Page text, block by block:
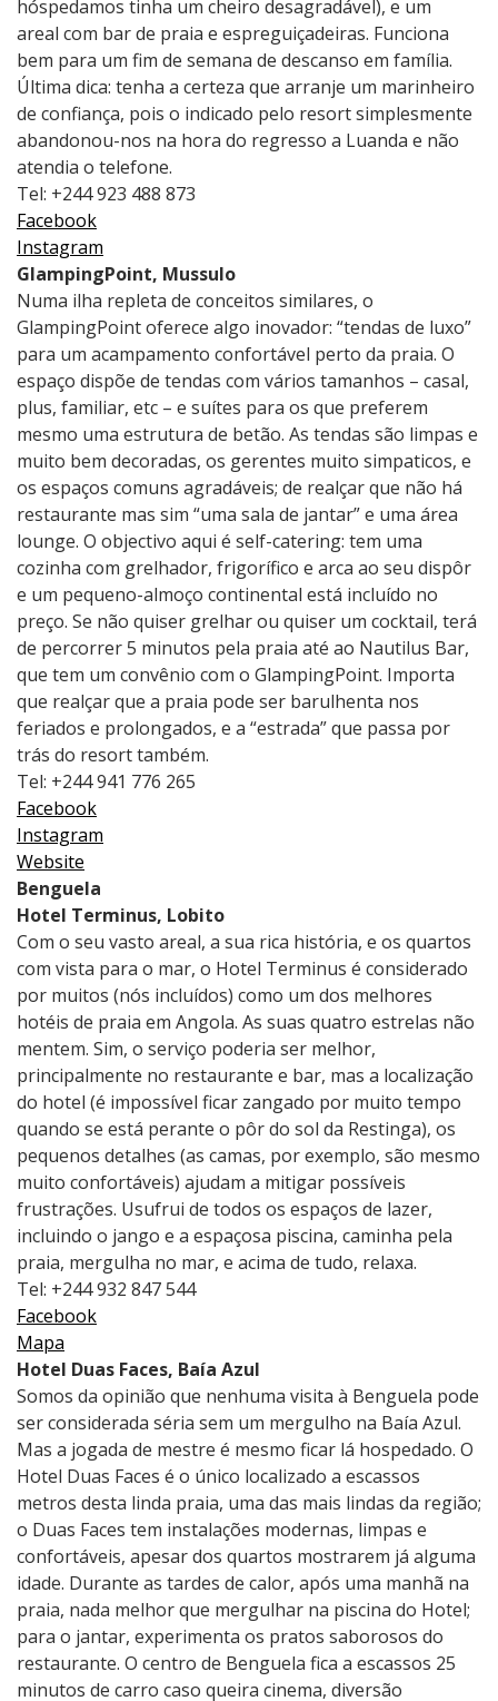
hóspedamos tinha um cheiro desagradável), e um
areal com bar de praia e espreguiçadeiras. Funciona
bem para um fim de semana de descanso em família.
Última dica: tenha a certeza que arranje um marinheiro
de confiança, pois o indicado pelo resort simplesmente
abandonou-nos na hora do regresso a Luanda e não
atendia o telefone.
Tel: +244 923 488 873
Facebook
Instagram
GlampingPoint, Mussulo
Numa ilha repleta de conceitos similares, o
GlampingPoint oferece algo inovador: “tendas de luxo”
para um acampamento confortável perto da praia. O
espaço dispõe de tendas com vários tamanhos – casal,
plus, familiar, etc – e suítes para os que preferem
mesmo uma estrutura de betão. As tendas são limpas e
muito bem decoradas, os gerentes muito simpaticos, e
os espaços comuns agradáveis; de realçar que não há
restaurante mas sim “uma sala de jantar” e uma área
lounge. O objectivo aqui é self-catering: tem uma
cozinha com grelhador, frigorífico e arca ao seu dispôr
e um pequeno-almoço continental está incluído no
preço. Se não quiser grelhar ou quiser um cocktail, terá
de percorrer 5 minutos pela praia até ao Nautilus Bar,
que tem um convênio com o GlampingPoint. Importa
que realçar que a praia pode ser barulhenta nos
feriados e prolongados, e a “estrada” que passa por
trás do resort também.
Tel: +244 941 776 265
Facebook
Instagram
Website
Benguela
Hotel Terminus, Lobito
Com o seu vasto areal, a sua rica história, e os quartos
com vista para o mar, o Hotel Terminus é considerado
por muitos (nós incluídos) como um dos melhores
hotéis de praia em Angola. As suas quatro estrelas não
mentem. Sim, o serviço poderia ser melhor,
principalmente no restaurante e bar, mas a localização
do hotel (é impossível ficar zangado por muito tempo
quando se está perante o pôr do sol da Restinga), os
pequenos detalhes (as camas, por exemplo, são mesmo
muito confortáveis) ajudam a mitigar possíveis
frustrações. Usufrui de todos os espaços de lazer,
incluindo o jango e a espaçosa piscina, caminha pela
praia, mergulha no mar, e acima de tudo, relaxa.
Tel: +244 932 847 544
Facebook
Mapa
Hotel Duas Faces, Baía Azul
Somos da opinião que nenhuma visita à Benguela pode
ser considerada séria sem um mergulho na Baía Azul.
Mas a jogada de mestre é mesmo ficar lá hospedado. O
Hotel Duas Faces é o único localizado a escassos
metros desta linda praia, uma das mais lindas da região;
o Duas Faces tem instalações modernas, limpas e
confortáveis, apesar dos quartos mostrarem já alguma
idade. Durante as tardes de calor, após uma manhã na
praia, nada melhor que mergulhar na piscina do Hotel;
para o jantar, experimenta os pratos saborosos do
restaurante. O centro de Benguela fica a escassos 25
minutos de carro caso queira cinema, diversão